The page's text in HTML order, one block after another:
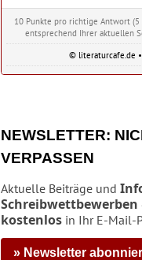
10 Punkte pro richtige Antwort (5
entsprechend Ihrer aktuellen
© literaturcafe.de
NEWSLETTER:
VERPASSEN
Aktuelle Beiträge und
Schreibwettbewerben
kostenlos in Ihr E-Mail-
» Newsletter